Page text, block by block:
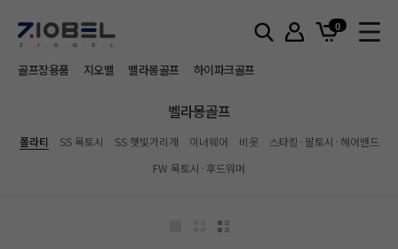
0
골프장용품 지오벨 벨라몽골프 하이파크골프
벨라몽골프
폴라티 SS 목토시 SS 햇빛가리개 이너웨어 비옷
스타킹·팔토시·헤어밴드
FW 목토시·후드워머